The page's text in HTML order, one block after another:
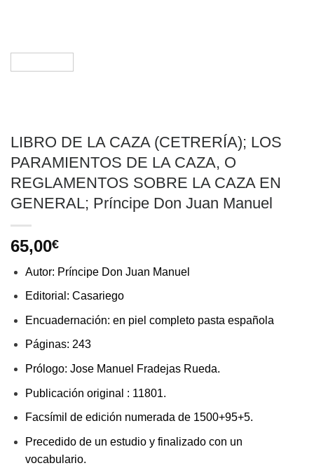
LIBRO DE LA CAZA (CETRERÍA); LOS
PARAMIENTOS DE LA CAZA, O
REGLAMENTOS SOBRE LA CAZA EN
GENERAL; Príncipe Don Juan Manuel
65,00€
Autor: Príncipe Don Juan Manuel
Editorial: Casariego
Encuadernación: en piel completo pasta española
Páginas: 243
Prólogo: Jose Manuel Fradejas Rueda.
Publicación original : 11801.
Facsímil de edición numerada de 1500+95+5.
Precedido de un estudio y finalizado con un
vocabulario.